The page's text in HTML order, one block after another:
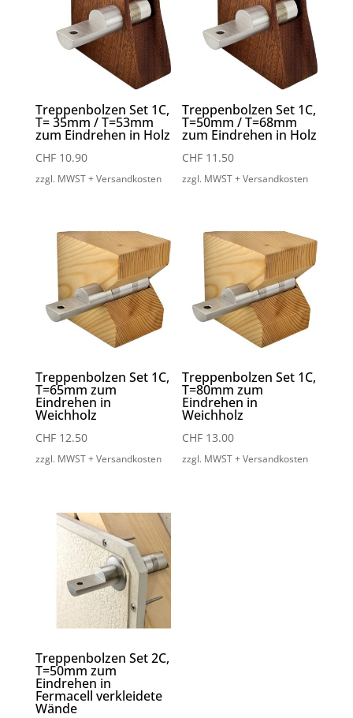
Treppenbolzen Set 1C,
T= 35mm / T=53mm
zum Eindrehen in Holz
CHF10.90
zzgl. MWST + Versandkosten
Treppenbolzen Set 1C,
T=50mm / T=68mm
zum Eindrehen in Holz
CHF 11.50
zzgl. MWST + Versandkosten
Treppenbolzen Set 1C,
T=65mm zum
Eindrehen in
Weichholz
CHF12.50
zzgl. MWST + Versandkosten
Treppenbolzen Set 1C,
T=80mm zum
Eindrehen in
Weichholz
CHF 13.00
zzgl. MWST + Versandkosten
Treppenbolzen Set 2C,
T=50mm zum
Eindrehen in
Fermacell verkleidete
Wände